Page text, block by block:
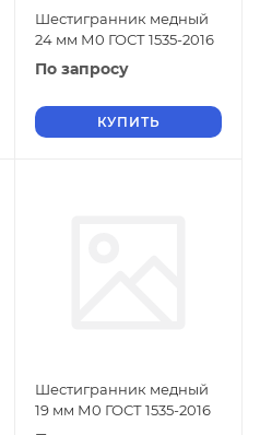
Шестигранник медный
24 мм М0 ГОСТ 1535-2016
По запросу
КУПИТЬ
Шестигранник медный
19 мм М0 ГОСТ 1535-2016